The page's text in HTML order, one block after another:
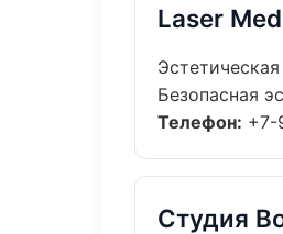
Laser
Безопасная
Телефон: +7-
Студия